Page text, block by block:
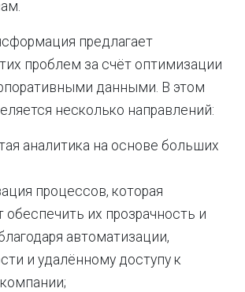
предлагает
проблем за счёт оптимизации
данными. В этом
несколько направлений:
аналитика на основе больших
процессов, которая
обеспечить их прозрачность и
автоматизации,
и удалённому доступу к